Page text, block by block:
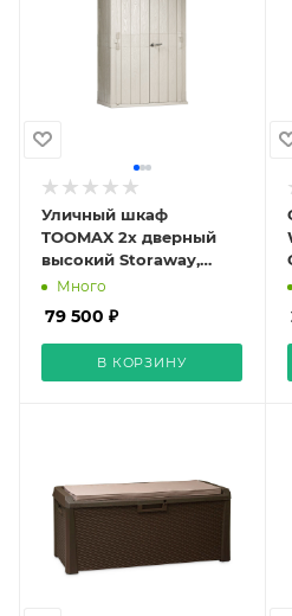
Уличный шкаф
TOOMAX 2х дверный
высокий Storaway,
серый/антрацит
Много
79 500 ₽
В КОРЗИНУ